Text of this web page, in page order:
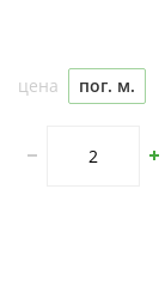
цена пог. м.